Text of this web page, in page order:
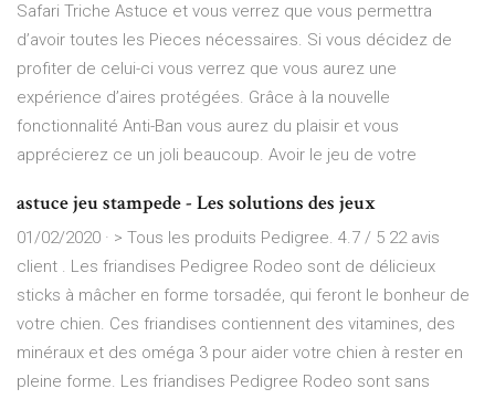
Safari Triche Astuce et vous verrez que vous permettra
d’avoir toutes les Pieces nécessaires. Si vous décidez de
profiter de celui-ci vous verrez que vous aurez une
expérience d’aires protégées. Grâce à la nouvelle
fonctionnalité Anti-Ban vous aurez du plaisir et vous
apprécierez ce un joli beaucoup. Avoir le jeu de votre
astuce jeu stampede - Les solutions des jeux
01/02/2020 · > Tous les produits Pedigree. 4.7 / 5 22 avis
client . Les friandises Pedigree Rodeo sont de délicieux
sticks à mâcher en forme torsadée, qui feront le bonheur de
votre chien. Ces friandises contiennent des vitamines, des
minéraux et des oméga 3 pour aider votre chien à rester en
pleine forme. Les friandises Pedigree Rodeo sont sans